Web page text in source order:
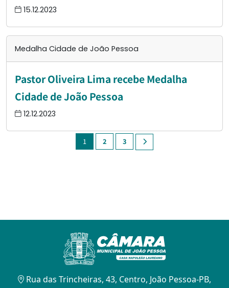
15.12.2023
Medalha Cidade de João Pessoa
Pastor Oliveira Lima recebe Medalha
Cidade de João Pessoa
12.12.2023
1 2 3
Rua das Trincheiras, 43, Centro, João Pessoa-PB,